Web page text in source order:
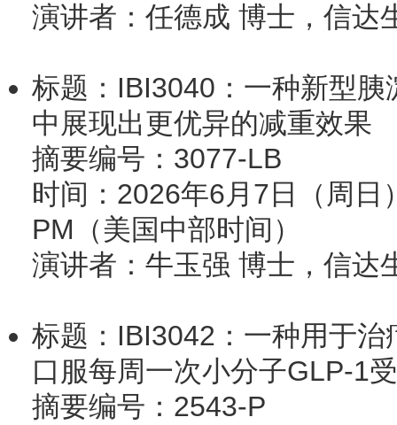
演讲者：任德成 博士，信达
标题：IBI3040：一种新型
中展现出更优异的减重效果
摘要编号：3077-LB
时间：2026年6月7日（周日
PM（美国中部时间）
演讲者：牛玉强 博士，信达
标题：IBI3042：一种用于
口服每周一次小分子GLP-1
摘要编号：2543-P